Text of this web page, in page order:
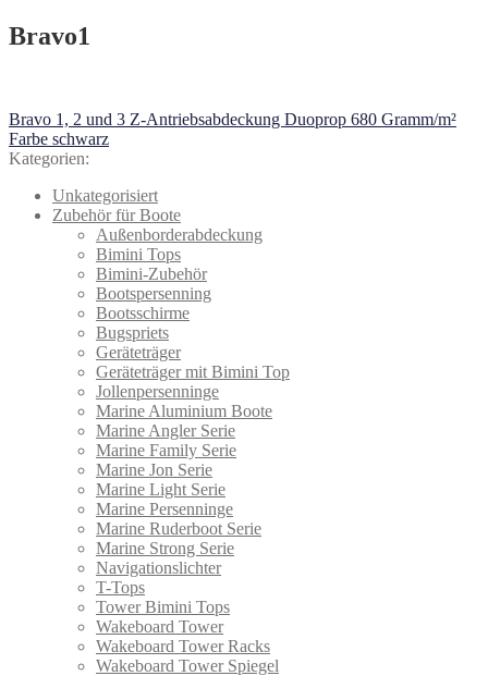
Bravo1
Beitragsnavigation
Vorheriger
Beitrag:
Bravo 1, 2 und 3 Z-Antriebsabdeckung Duoprop 680 Gramm/m²
Farbe schwarz
Kategorien:
Unkategorisiert
Zubehör für Boote
Außenborderabdeckung
Bimini Tops
Bimini-Zubehör
Bootspersenning
Bootsschirme
Bugspriets
Geräteträger
Geräteträger mit Bimini Top
Jollenpersenninge
Marine Aluminium Boote
Marine Angler Serie
Marine Family Serie
Marine Jon Serie
Marine Light Serie
Marine Persenninge
Marine Ruderboot Serie
Marine Strong Serie
Navigationslichter
T-Tops
Tower Bimini Tops
Wakeboard Tower
Wakeboard Tower Racks
Wakeboard Tower Spiegel